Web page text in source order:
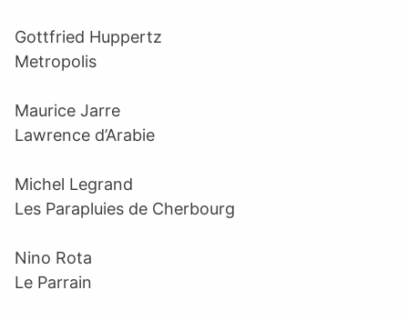
Gottfried Huppertz
Metropolis
Maurice Jarre
Lawrence d’Arabie
Michel Legrand
Les Parapluies de Cherbourg
Nino Rota
Le Parrain